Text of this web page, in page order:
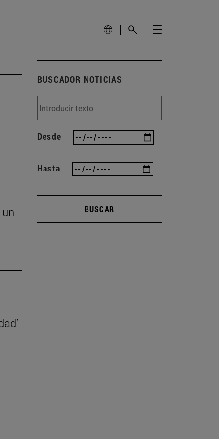
BUSCADOR NOTICIAS
Desde
Hasta
BUSCAR